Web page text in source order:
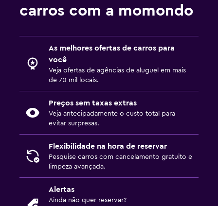
carros com a momondo
As melhores ofertas de carros para
você
Veja ofertas de agências de aluguel em mais
de 70 mil locais.
Preços sem taxas extras
Veja antecipadamente o custo total para
evitar surpresas.
Flexibilidade na hora de reservar
Pesquise carros com cancelamento gratuito e
limpeza avançada.
Alertas
Ainda não quer reservar?